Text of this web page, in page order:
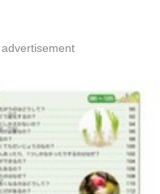
advertisement